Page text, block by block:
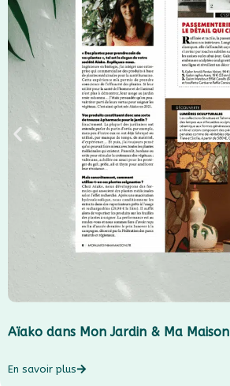
Aïako dans Mon Jardin & Ma Maison
En savoir plus